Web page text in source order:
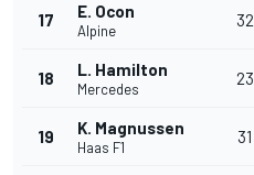
17 E. Ocon
Alpine
32
18 L. Hamilton
Mercedes
23
19 K. Magnussen
Haas F1
31